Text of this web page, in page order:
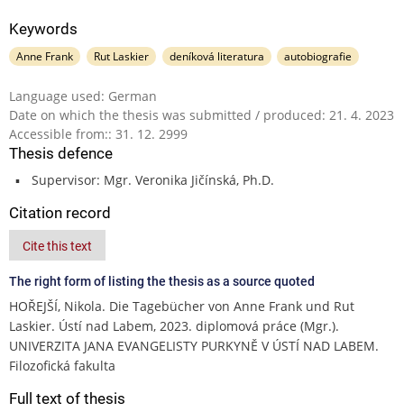
Keywords
Anne Frank Rut Laskier deníková literatura autobiografie
Language used: German
Date on which the thesis was submitted / produced: 21. 4. 2023
Accessible from:: 31. 12. 2999
Thesis defence
Supervisor: Mgr. Veronika Jičínská, Ph.D.
Citation record
Cite this text
The right form of listing the thesis as a source quoted
HOŘEJŠÍ, Nikola. Die Tagebücher von Anne Frank und Rut
Laskier. Ústí nad Labem, 2023. diplomová práce (Mgr.).
UNIVERZITA JANA EVANGELISTY PURKYNĚ V ÚSTÍ NAD LABEM.
Filozofická fakulta
Full text of thesis